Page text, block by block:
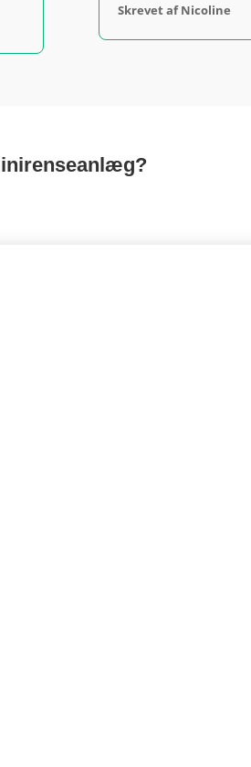
Skrevet af Nicoline